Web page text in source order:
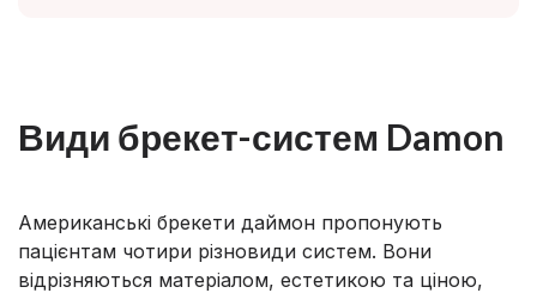
Види брекет-систем Damon
Американські брекети даймон пропонують
пацієнтам чотири різновиди систем. Вони
відрізняються матеріалом, естетикою та ціною,